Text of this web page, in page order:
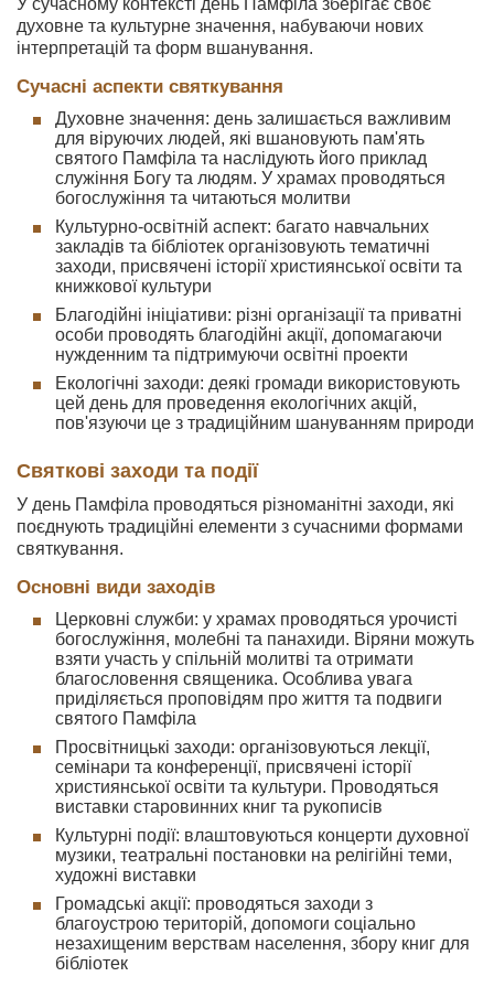
У сучасному контексті день Памфіла зберігає своє
духовне та культурне значення, набуваючи нових
інтерпретацій та форм вшанування.
Сучасні аспекти святкування
Духовне значення: день залишається важливим
для віруючих людей, які вшановують пам'ять
святого Памфіла та наслідують його приклад
служіння Богу та людям. У храмах проводяться
богослужіння та читаються молитви
Культурно-освітній аспект: багато навчальних
закладів та бібліотек організовують тематичні
заходи, присвячені історії християнської освіти та
книжкової культури
Благодійні ініціативи: різні організації та приватні
особи проводять благодійні акції, допомагаючи
нужденним та підтримуючи освітні проекти
Екологічні заходи: деякі громади використовують
цей день для проведення екологічних акцій,
пов'язуючи це з традиційним шануванням природи
Святкові заходи та події
У день Памфіла проводяться різноманітні заходи, які
поєднують традиційні елементи з сучасними формами
святкування.
Основні види заходів
Церковні служби: у храмах проводяться урочисті
богослужіння, молебні та панахиди. Віряни можуть
взяти участь у спільній молитві та отримати
благословення священика. Особлива увага
приділяється проповідям про життя та подвиги
святого Памфіла
Просвітницькі заходи: організовуються лекції,
семінари та конференції, присвячені історії
християнської освіти та культури. Проводяться
виставки старовинних книг та рукописів
Культурні події: влаштовуються концерти духовної
музики, театральні постановки на релігійні теми,
художні виставки
Громадські акції: проводяться заходи з
благоустрою територій, допомоги соціально
незахищеним верствам населення, збору книг для
бібліотек